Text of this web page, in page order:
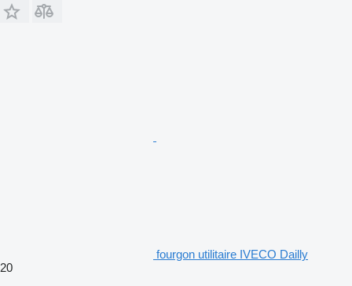
fourgon utilitaire IVECO Dailly
20